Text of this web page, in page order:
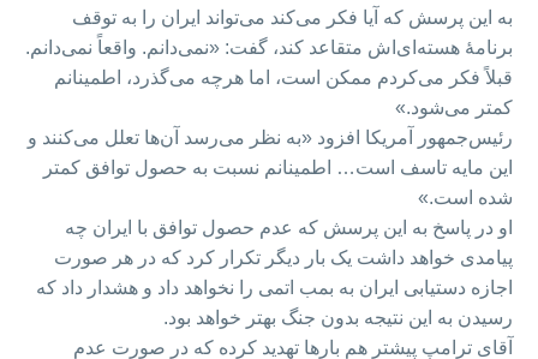
به این پرسش که آیا فکر می‌کند می‌تواند ایران را به توقف
برنامهٔ هسته‌ای‌اش متقاعد کند، گفت: «نمی‌دانم. واقعاً نمی‌دانم.
قبلاً فکر می‌کردم ممکن است، اما هرچه می‌گذرد، اطمینانم
کمتر می‌شود.»
رئیس‌جمهور آمریکا افزود «به نظر می‌رسد آن‌ها تعلل می‌کنند و
این مایه تاسف است… اطمینانم نسبت به حصول توافق کمتر
شده است.»
او در پاسخ به این پرسش که عدم حصول توافق با ایران چه
پیامدی خواهد داشت یک بار دیگر تکرار کرد که در هر صورت
اجازه دستیابی ایران به بمب‌ اتمی را نخواهد داد و هشدار داد که
رسیدن به این نتیجه بدون جنگ بهتر خواهد بود.
آقای ترامپ پیشتر هم بارها تهدید کرده که در صورت عدم